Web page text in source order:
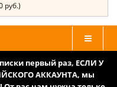
руб.)
первый раз, ЕСЛИ У
АККАУНТА, мы